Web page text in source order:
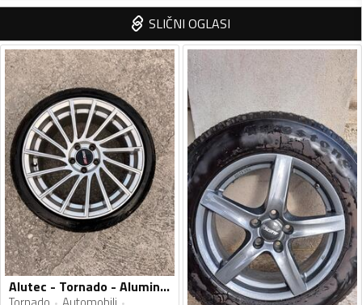
SLIČNI OGLASI
Alutec - Tornado - Aluminijum felne